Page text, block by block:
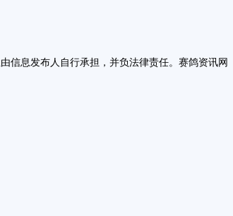
信息发布人自行承担，并负法律责任。赛鸽资讯网